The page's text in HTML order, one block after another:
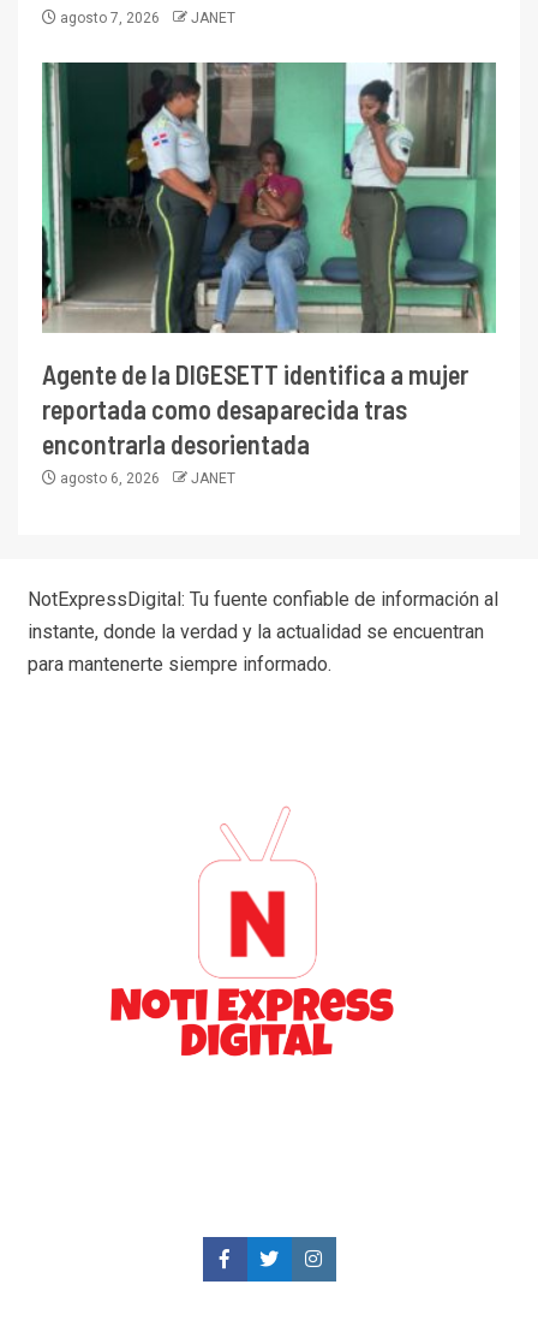
agosto 7, 2026 JANET
Agente de la DIGESETT identifica a mujer
reportada como desaparecida tras
encontrarla desorientada
agosto 6, 2026 JANET
NotExpressDigital: Tu fuente confiable de información al
instante, donde la verdad y la actualidad se encuentran
para mantenerte siempre informado.